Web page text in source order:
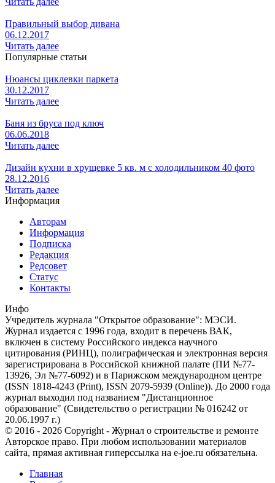
Правильный выбор дивана
06.12.2017
Читать далее
Популярные статьи
Нюансы циклевки паркета
30.12.2017
Читать далее
Баня из бруса под ключ
06.06.2018
Читать далее
Дизайн кухни в хрущевке 5 кв. м с холодильником 40 фото
28.12.2016
Читать далее
Информация
Авторам
Информация
Подписка
Редакция
Редсовет
Статус
Контакты
Инфо
Учредитель журнала "Открытое образование": МЭСИ.
Журнал издается с 1996 года, входит в перечень ВАК,
включен в систему Российского индекса научного
цитирования (РИНЦ), полиграфическая и электронная версия
зарегистрирована в Российской книжной палате (ПИ №77-
13926, Эл №77-6092) и в Парижском международном центре
(ISSN 1818-4243 (Print), ISSN 2079-5939 (Online)). До 2000 года
журнал выходил под названием "Дистанционное
образование" (Свидетельство о регистрации № 016242 от
20.06.1997 г.)
© 2016 - 2026 Copyright - Журнал о строительстве и ремонте
Авторское право. При любом использовании материалов
сайта, прямая активная гиперссылка на e-joe.ru обязательна.
Главная